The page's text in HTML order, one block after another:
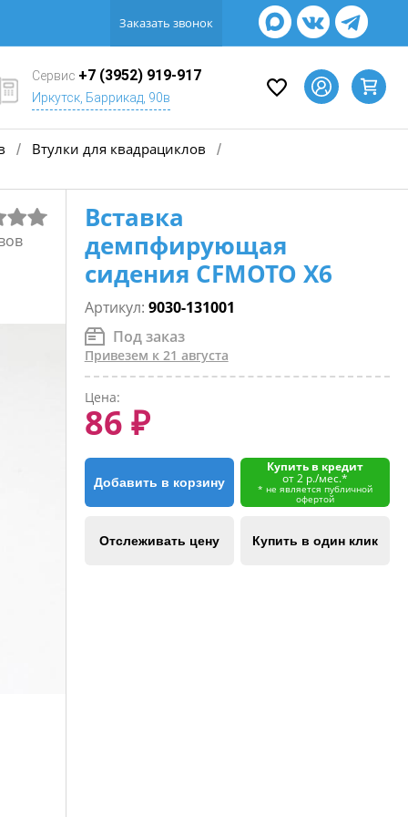
Заказать звонок
Сервис +7 (3952) 919-917
Иркутск, Баррикад, 90в
/ Втулки для квадрациклов /
Вставка
демпфирующая
сидения CFMOTO X6
Артикул: 9030-131001
Под заказ
Привезем к 21 августа
Цена:
86 ₽
Добавить в корзину
Купить в кредит
от 2 р./мес.*
* не является публичной
офертой
Отслеживать цену Купить в один клик